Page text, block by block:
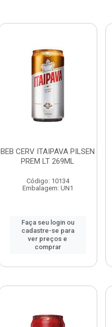
BEB CERV ITAIPAVA PILSEN
PREM LT 269ML
Código: 10134
Embalagem: UN1
Faça seu login ou
cadastre-se para
ver preços e
comprar